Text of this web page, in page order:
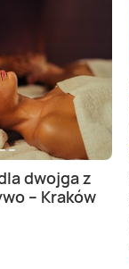
dwojga z
– Kraków